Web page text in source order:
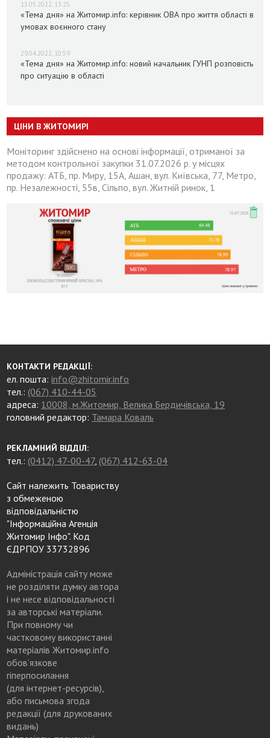
13.05.2022, 13:25
«Тема дня» на Житомир.info: керівник ОВА про життя області в
умовах воєнного стану
29.04.2022, 10:59
«Тема дня» на Житомир.info: новий начальник ГУНП розповість
про ситуацію в області
ЦІНИ В ЖИТОМИРІ
Моніторинг здійснено на основі інформації, отриманої за
методом контрольної закупки 31.07.2026 р. у місцях
продажу: АТБ, пр. Миру, 15А, Ашан, вул. Київська, 77, Метро,
пр. Незалежності, 55в, Сільпо, вул. Житній ринок, 1
КОНТАКТИ РЕДАКЦІЇ:
ел. пошта:info@zhitomir.info
тел.: (067) 410-44-05
адреса: 10008, м.Житомир, Велика Бердичівська, 19
головний редактор: Тамара Коваль
РЕКЛАМНИЙ ВІДДІЛ:
тел.: (0412) 47-00-47, (067) 412-63-04
Сайт належить Товариству
з обмеженою
відповідальністю
"Інформаційна Агенція
Житомир Інфо". Код
ЄДРПОУ 33732896
Адміністрація сайту може
не розділяти думку автора
і не несе відповідальності
за авторські матеріали.
При повному чи
частковому використанні
матеріалів Житомир.info
обов’язкове
гіперпосилання
(для інтернет-ресурсів),
або письмова згода
редакції (для друкованих
видань)